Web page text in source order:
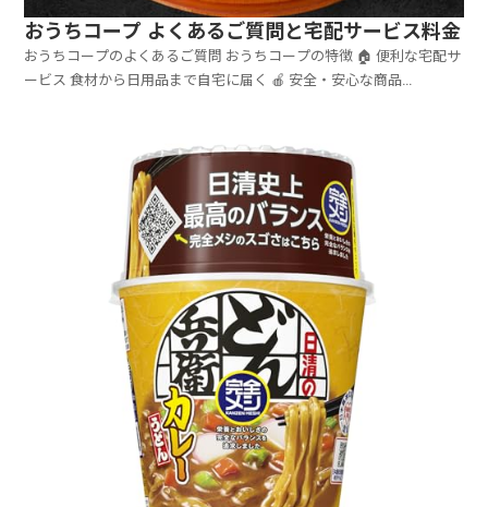
おうちコープ よくあるご質問と宅配サービス料金
おうちコープのよくあるご質問 おうちコープの特徴 🏠 便利な宅配サ
ービス 食材から日用品まで自宅に届く 🍎 安全・安心な商品...